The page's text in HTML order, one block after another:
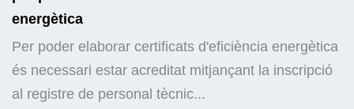
energètica
Per poder elaborar certificats d'eficiència energètica
és necessari estar acreditat mitjançant la inscripció
al registre de personal tècnic...